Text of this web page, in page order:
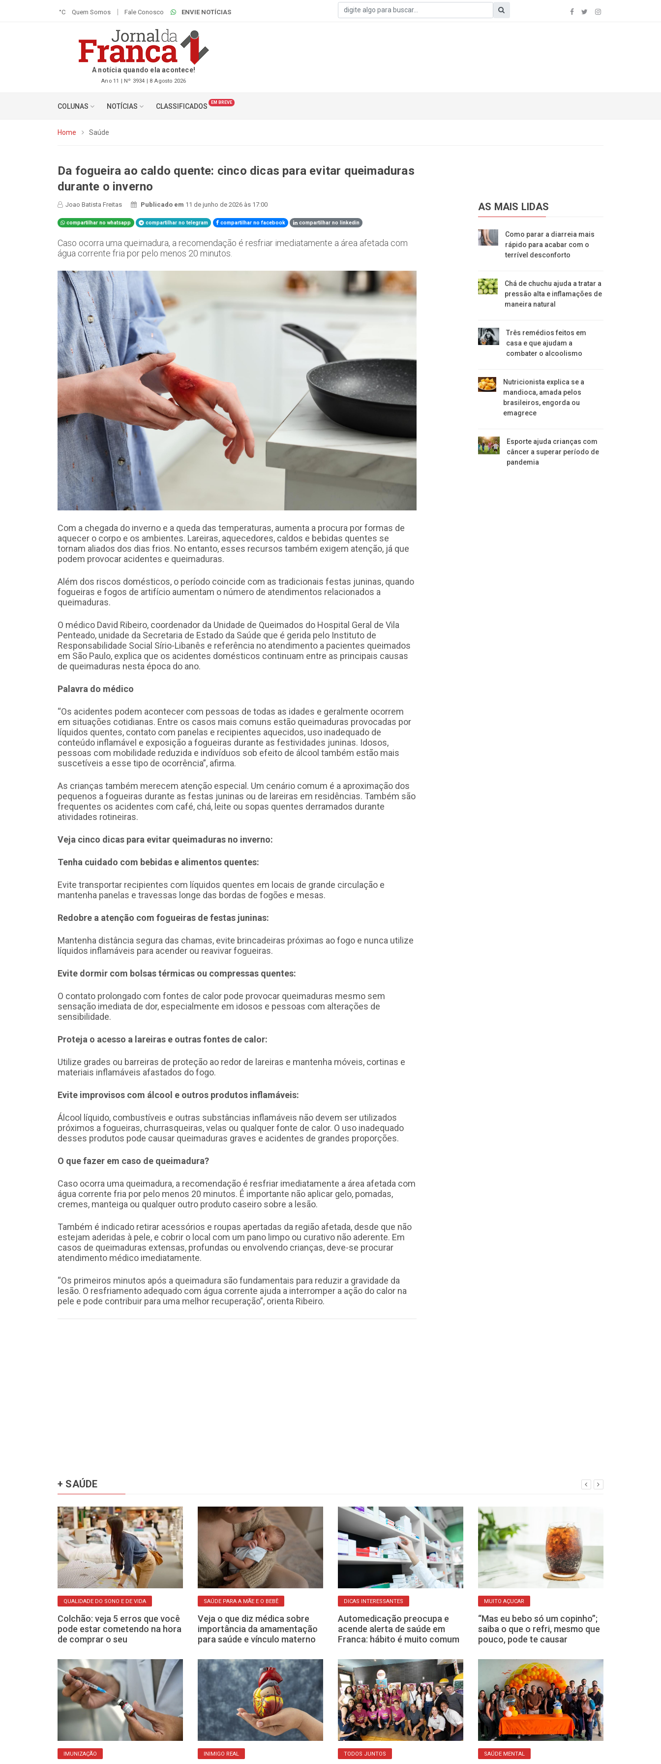
°C Quem Somos Fale Conosco ENVIE NOTÍCIAS
A notícia quando ela acontece!
Ano 11 | Nº 3934 | 8 Agosto 2026
COLUNAS NOTÍCIAS CLASSIFICADOS EM BREVE
Home Saúde
Da fogueira ao caldo quente: cinco dicas para evitar queimaduras
durante o inverno
Joao Batista Freitas Publicado em 11 de junho de 2026 às 17:00
compartilhar no whatsapp compartilhar no telegram compartilhar no facebook compartilhar no linkedin
Caso ocorra uma queimadura, a recomendação é resfriar imediatamente a área afetada com
água corrente fria por pelo menos 20 minutos.
Com a chegada do inverno e a queda das temperaturas, aumenta a procura por formas de
aquecer o corpo e os ambientes. Lareiras, aquecedores, caldos e bebidas quentes se
tornam aliados dos dias frios. No entanto, esses recursos também exigem atenção, já que
podem provocar acidentes e queimaduras.
Além dos riscos domésticos, o período coincide com as tradicionais festas juninas, quando
fogueiras e fogos de artifício aumentam o número de atendimentos relacionados a
queimaduras.
O médico David Ribeiro, coordenador da Unidade de Queimados do Hospital Geral de Vila
Penteado, unidade da Secretaria de Estado da Saúde que é gerida pelo Instituto de
Responsabilidade Social Sírio-Libanês e referência no atendimento a pacientes queimados
em São Paulo, explica que os acidentes domésticos continuam entre as principais causas
de queimaduras nesta época do ano.
Palavra do médico
“Os acidentes podem acontecer com pessoas de todas as idades e geralmente ocorrem
em situações cotidianas. Entre os casos mais comuns estão queimaduras provocadas por
líquidos quentes, contato com panelas e recipientes aquecidos, uso inadequado de
conteúdo inflamável e exposição a fogueiras durante as festividades juninas. Idosos,
pessoas com mobilidade reduzida e indivíduos sob efeito de álcool também estão mais
suscetíveis a esse tipo de ocorrência”, afirma.
As crianças também merecem atenção especial. Um cenário comum é a aproximação dos
pequenos a fogueiras durante as festas juninas ou de lareiras em residências. Também são
frequentes os acidentes com café, chá, leite ou sopas quentes derramados durante
atividades rotineiras.
Veja cinco dicas para evitar queimaduras no inverno:
Tenha cuidado com bebidas e alimentos quentes:
Evite transportar recipientes com líquidos quentes em locais de grande circulação e
mantenha panelas e travessas longe das bordas de fogões e mesas.
Redobre a atenção com fogueiras de festas juninas:
Mantenha distância segura das chamas, evite brincadeiras próximas ao fogo e nunca utilize
líquidos inflamáveis para acender ou reavivar fogueiras.
Evite dormir com bolsas térmicas ou compressas quentes:
O contato prolongado com fontes de calor pode provocar queimaduras mesmo sem
sensação imediata de dor, especialmente em idosos e pessoas com alterações de
sensibilidade.
Proteja o acesso a lareiras e outras fontes de calor:
Utilize grades ou barreiras de proteção ao redor de lareiras e mantenha móveis, cortinas e
materiais inflamáveis afastados do fogo.
Evite improvisos com álcool e outros produtos inflamáveis:
Álcool líquido, combustíveis e outras substâncias inflamáveis não devem ser utilizados
próximos a fogueiras, churrasqueiras, velas ou qualquer fonte de calor. O uso inadequado
desses produtos pode causar queimaduras graves e acidentes de grandes proporções.
O que fazer em caso de queimadura?
Caso ocorra uma queimadura, a recomendação é resfriar imediatamente a área afetada com
água corrente fria por pelo menos 20 minutos. É importante não aplicar gelo, pomadas,
cremes, manteiga ou qualquer outro produto caseiro sobre a lesão.
Também é indicado retirar acessórios e roupas apertadas da região afetada, desde que não
estejam aderidas à pele, e cobrir o local com um pano limpo ou curativo não aderente. Em
casos de queimaduras extensas, profundas ou envolvendo crianças, deve-se procurar
atendimento médico imediatamente.
“Os primeiros minutos após a queimadura são fundamentais para reduzir a gravidade da
lesão. O resfriamento adequado com água corrente ajuda a interromper a ação do calor na
pele e pode contribuir para uma melhor recuperação”, orienta Ribeiro.
AS MAIS LIDAS
Como parar a diarreia mais
rápido para acabar com o
terrível desconforto
Chá de chuchu ajuda a tratar a
pressão alta e inflamações de
maneira natural
Três remédios feitos em
casa e que ajudam a
combater o alcoolismo
Nutricionista explica se a
mandioca, amada pelos
brasileiros, engorda ou
emagrece
Esporte ajuda crianças com
câncer a superar período de
pandemia
+ SAÚDE
QUALIDADE DO SONO E DE VIDA
Colchão: veja 5 erros que você
pode estar cometendo na hora
de comprar o seu
SAÚDE PARA A MÃE E O BEBÊ
Veja o que diz médica sobre
importância da amamentação
para saúde e vínculo materno
DICAS INTERESSANTES
Automedicação preocupa e
acende alerta de saúde em
Franca: hábito é muito comum
MUITO AÇUCAR
“Mas eu bebo só um copinho”;
saiba o que o refri, mesmo que
pouco, pode te causar
IMUNIZAÇÃO INIMIGO REAL TODOS JUNTOS SAÚDE MENTAL